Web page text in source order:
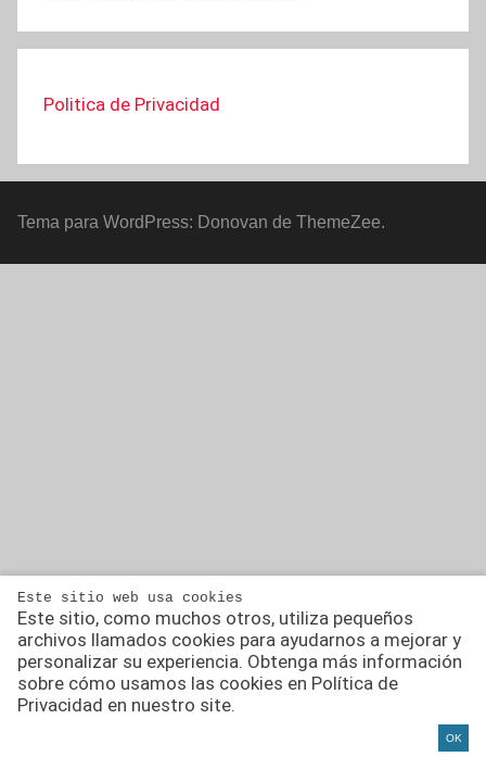
Politica de Privacidad
Tema para WordPress: Donovan de ThemeZee.
Este sitio web usa cookies
Este sitio, como muchos otros, utiliza pequeños
archivos llamados cookies para ayudarnos a mejorar y
personalizar su experiencia. Obtenga más información
sobre cómo usamos las cookies en Política de
Privacidad en nuestro site.
OK